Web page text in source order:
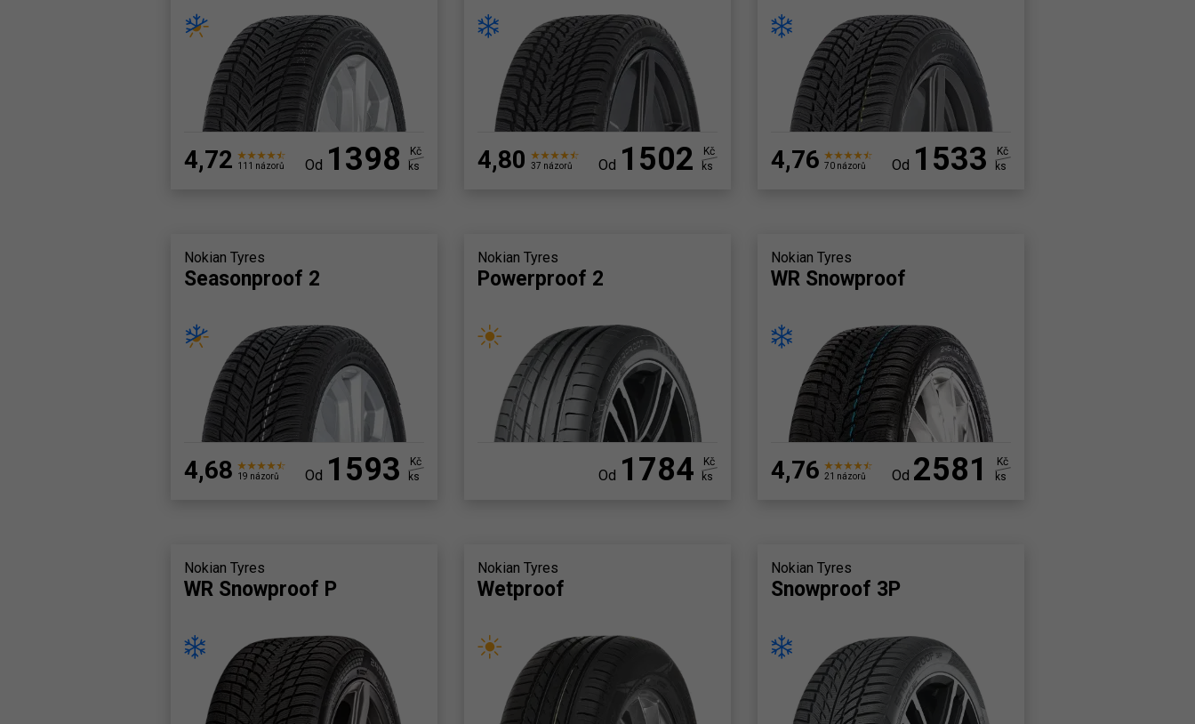
4,72 111 názorů Od 1398
Kč
ks
4,80 37 názorů Od 1502
Kč
ks
4,76 70 názorů Od 1533
Kč
ks
Nokian Tyres
Seasonproof 2
4,68 19 názorů Od 1593
Kč
ks
Nokian Tyres
Powerproof 2
Od 1784
Kč
ks
Nokian Tyres
WR Snowproof
4,76 21 názorů Od 2581
Kč
ks
Nokian Tyres
WR Snowproof P
Nokian Tyres
Wetproof
Nokian Tyres
Snowproof 3P